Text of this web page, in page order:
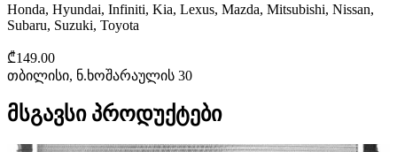
Honda, Hyundai, Infiniti, Kia, Lexus, Mazda, Mitsubishi, Nissan,
Subaru, Suzuki, Toyota
₾149.00
თბილისი, ნ.ხოშარაულის 30
მსგავსი პროდუქტები